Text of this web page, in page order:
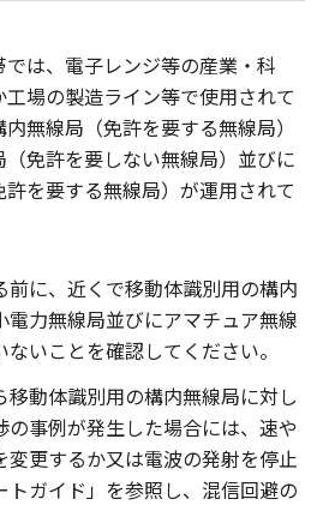
は、電子レンジ等の産業・科
場の製造ライン等で使用されて
無線局（免許を要する無線局）
免許を要しない無線局）並びに
を要する無線局）が運用されて
前に、近くで移動体識別用の構内
電力無線局並びにアマチュア無線
いことを確認してください。
移動体識別用の構内無線局に対し
の事例が発生した場合には、速や
変更するか又は電波の発射を停止
トガイド」を参照し、混信回避の